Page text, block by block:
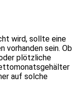
wird, sollte eine
vorhanden sein. Ob
plötzliche
auf solche